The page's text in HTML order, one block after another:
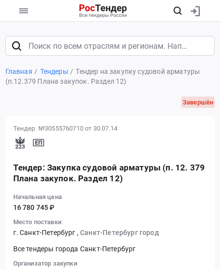
Главная Тендеры
Тендер на закупку судовой арматуры
(п.12.379 Плана закупок. Раздел 12)
Завершён
Тендер №30555760710 от 30.07.14
Тендер: Закупка судовой арматуры (п. 12. 379
Плана закупок. Раздел 12)
Начальная цена
16 780 745 ₽
Место поставки
г. Санкт-Петербург ,Санкт-Петербург город
Все тендеры города Санкт-Петербург
Организатор закупки